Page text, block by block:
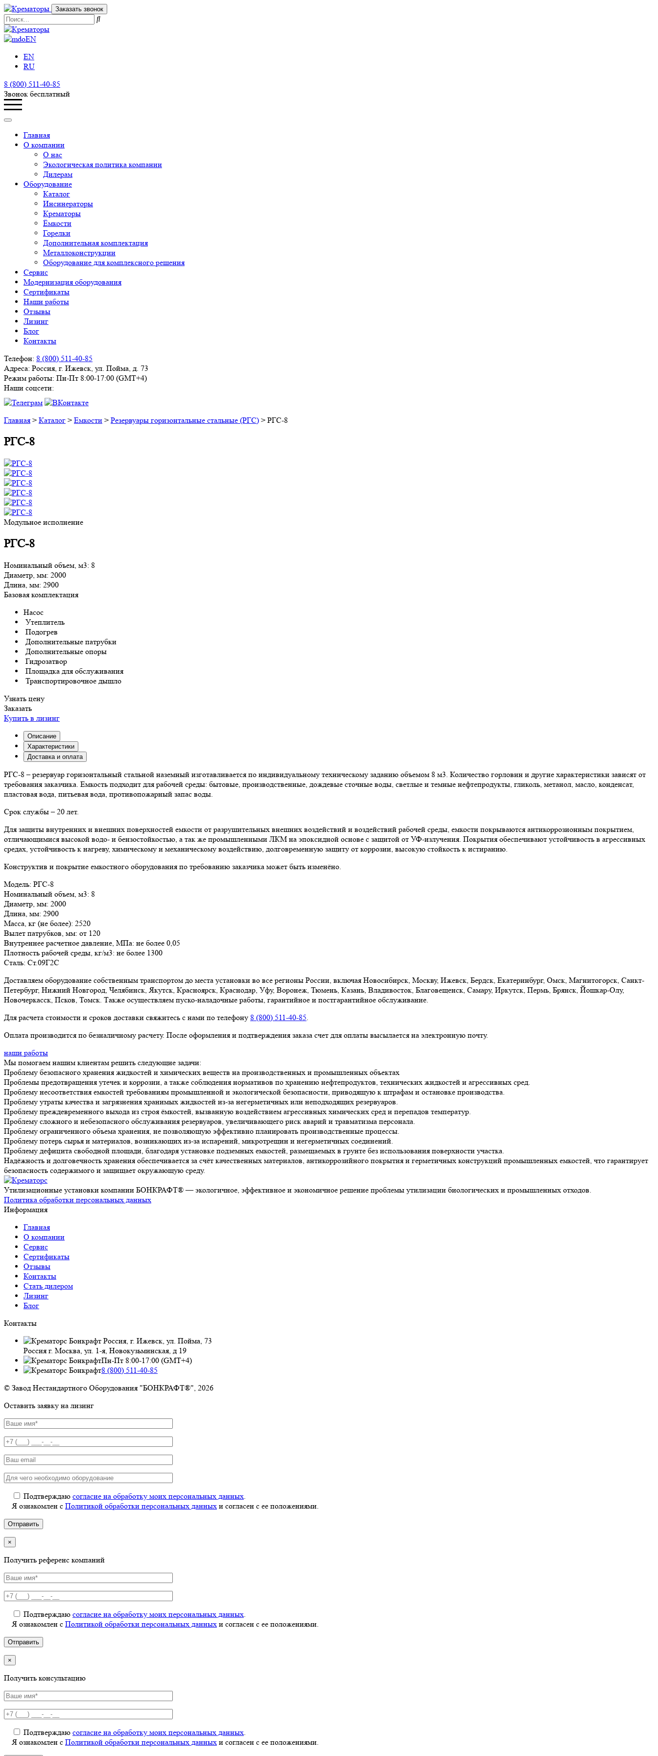
Заказать звонок
EN
EN
RU
8 (800) 511-40-85
Звонок бесплатный
Главная
О компании
О нас
Экологическая политика компании
Дилерам
Оборудование
Каталог
Инсинераторы
Крематоры
Ёмкости
Горелки
Дополнительная комплектация
Металлоконструкции
Оборудование для комплексного решения
Сервис
Модернизация оборудования
Сертификаты
Наши работы
Отзывы
Лизинг
Блог
Контакты
Телефон: 8 (800) 511-40-85
Адреса: Россия, г. Ижевск, ул. Пойма, д. 73
Режим работы: Пн-Пт 8:00-17:00 (GMT+4)
Наши соцсети:
Главная > Каталог > Емкости > Резервуары горизонтальные стальные (РГС) > РГС-8
РГС-8
Модульное исполнение
РГС-8
Номинальный объем, м3: 8
Диаметр, мм: 2000
Длина, мм: 2900
Базовая комплектация
Насос
Утеплитель
Подогрев
Дополнительные патрубки
Дополнительные опоры
Гидрозатвор
Площадка для обслуживания
Транспортировочное дышло
Узнать цену
Заказать
Купить в лизинг
Описание
Характеристики
Доставка и оплата
РГС-8 – резервуар горизонтальный стальной наземный изготавливается по индивидуальному техническому заданию объемом 8 м3. Количество горловин и другие характеристики зависят от
требования заказчика. Емкость подходит для рабочей среды: бытовые, производственные, дождевые сточные воды, светлые и темные нефтепродукты, гликоль, метанол, масло, конденсат,
пластовая вода, питьевая вода, противопожарный запас воды.
Срок службы – 20 лет.
Для защиты внутренних и внешних поверхностей емкости от разрушительных внешних воздействий и воздействий рабочей среды, емкости покрываются антикоррозионным покрытием,
отличающимися высокой водо- и бензостойкостью, а так же промышленными ЛКМ на эпоксидной основе с защитой от УФ-излучения. Покрытия обеспечивают устойчивость в агрессивных
средах, устойчивость к нагреву, химическому и механическому воздействию, долговременную защиту от коррозии, высокую стойкость к истиранию.
Конструктив и покрытие емкостного оборудования по требованию заказчика может быть изменёно.
Модель: РГС-8
Номинальный объем, м3: 8
Диаметр, мм: 2000
Длина, мм: 2900
Масса, кг (не более): 2520
Вылет патрубков, мм: от 120
Внутреннее расчетное давление, МПа: не более 0,05
Плотность рабочей среды, кг/м3: не более 1300
Сталь: Ст.09Г2С
Доставляем оборудование собственным транспортом до места установки во все регионы России, включая Новосибирск, Москву, Ижевск, Бердск, Екатеринбург, Омск, Магнитогорск, Санкт-
Петербург, Нижний Новгород, Челябинск, Якутск, Красноярск, Краснодар, Уфу, Воронеж, Тюмень, Казань, Владивосток, Благовещенск, Самару, Иркутск, Пермь, Брянск, Йошкар-Олу,
Новочеркасск, Псков, Томск. Также осуществляем пуско-наладочные работы, гарантийное и постгарантийное обслуживание.
Для расчета стоимости и сроков доставки свяжитесь с нами по телефону 8 (800) 511-40-85
Оплата производится по безналичному расчету. После оформления и подтверждения заказа счет для оплаты высылается на электронную почту.
наши работы
Мы помогаем нашим клиентам решить следующие задачи:
Проблему безопасного хранения жидкостей и химических веществ на производственных и промышленных объектах
Проблемы предотвращения утечек и коррозии, а также соблюдения нормативов по хранению нефтепродуктов, технических жидкостей и агрессивных сред.
Проблему несоответствия емкостей требованиям промышленной и экологической безопасности, приводящую к штрафам и остановке производства.
Проблему утраты качества и загрязнения хранимых жидкостей из-за негерметичных или неподходящих резервуаров.
Проблему преждевременного выхода из строя ёмкостей, вызванную воздействием агрессивных химических сред и перепадов температур.
Проблему сложного и небезопасного обслуживания резервуаров, увеличивающего риск аварий и травматизма персонала.
Проблему ограниченного объема хранения, не позволяющую эффективно планировать производственные процессы.
Проблему потерь сырья и материалов, возникающих из-за испарений, микротрещин и негерметичных соединений.
Проблему дефицита свободной площади, благодаря установке подземных емкостей, размещаемых в грунте без использования поверхности участка.
Надёжность и долговечность хранения обеспечивается за счёт качественных материалов, антикоррозийного покрытия и герметичных конструкций промышленных емкостей, что гарантирует
безопасность содержимого и защищает окружающую среду.
Утилизационные установки компании БОНКРАФТ® — экологичное, эффективное и экономичное решение проблемы утилизации биологических и промышленных отходов.
Политика обработки персональных данных
Информация
Главная
О компании
Сервис
Сертификаты
Отзывы
Контакты
Стать дилером
Лизинг
Блог
Контакты
Россия, г. Ижевск, ул. Пойма, 73
Россия г. Москва, ул. 1-я, Новокузьминская, д 19
Пн-Пт 8:00-17:00 (GMT+4)
8 (800) 511-40-85
© Завод Нестандартного Оборудования "БОНКРАФТ®", 2026
Оставить заявку на лизинг
Подтверждаю согласие на обработку моих персональных данных
Я ознакомлен с Политикой обработки персональных данных и согласен с ее положениями.
×
Получить референс компаний
Подтверждаю согласие на обработку моих персональных данных
Я ознакомлен с Политикой обработки персональных данных и согласен с ее положениями.
×
Получить консультацию
Подтверждаю согласие на обработку моих персональных данных
Я ознакомлен с Политикой обработки персональных данных и согласен с ее положениями.